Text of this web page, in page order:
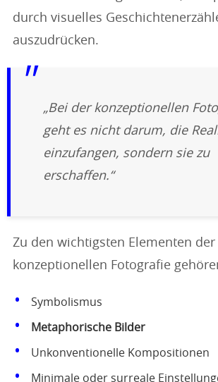
durch visuelles
auszudrücken.
„Bei der konzeptionellen
geht es nicht darum, die
einzufangen, sondern sie zu
erschaffen.“
Zu den wichtigsten Elementen der
konzeptionellen Fotografie
Symbolismus
Metaphorische Bilder
Unkonventionelle Kompositionen
Minimale oder surreale